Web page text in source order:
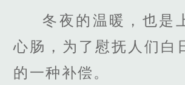
冬夜的温暖，也是
心肠，为了慰抚人们白
的一种补偿。